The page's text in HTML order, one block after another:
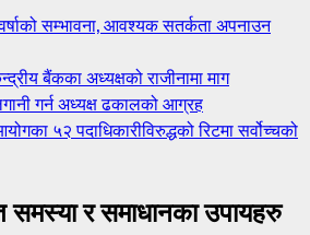
सम्भावना, आवश्यक सतर्कता अपनाउन
बैंकका अध्यक्षको राजीनामा माग
गर्न अध्यक्ष ढकालको आग्रह
५२ पदाधिकारीविरुद्धको रिटमा सर्वोच्चको
समस्या र समाधानका उपायहरु